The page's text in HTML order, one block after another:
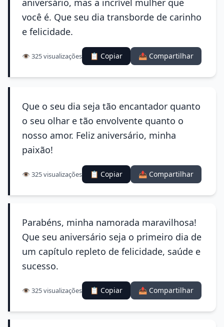
aniversário, mas a incrível mulher que
você é. Que seu dia transborde de carinho
e felicidade.
👁️ 325 visualizações 📋 Copiar 📤 Compartilhar
Que o seu dia seja tão encantador quanto
o seu olhar e tão envolvente quanto o
nosso amor. Feliz aniversário, minha
paixão!
👁️ 325 visualizações 📋 Copiar 📤 Compartilhar
Parabéns, minha namorada maravilhosa!
Que seu aniversário seja o primeiro dia de
um capítulo repleto de felicidade, saúde e
sucesso.
👁️ 325 visualizações 📋 Copiar 📤 Compartilhar